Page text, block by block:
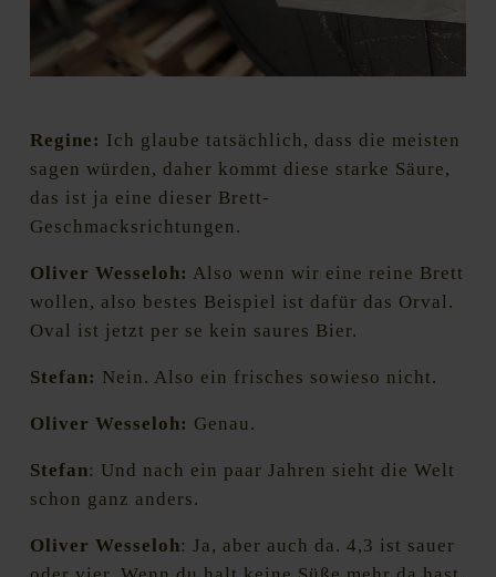
Regine: Ich glaube tatsächlich, dass die meisten
sagen würden, daher kommt diese starke Säure,
das ist ja eine dieser Brett-
Geschmacksrichtungen.
Oliver Wesseloh: Also wenn wir eine reine Brett
wollen, also bestes Beispiel ist dafür das Orval.
Oval ist jetzt per se kein saures Bier.
Stefan: Nein. Also ein frisches sowieso nicht.
Oliver Wesseloh: Genau.
Stefan: Und nach ein paar Jahren sieht die Welt
schon ganz anders.
Oliver Wesseloh: Ja, aber auch da. 4,3 ist sauer